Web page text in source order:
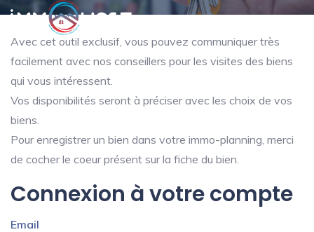
Avec cet outil exclusif, vous pouvez communiquer très
facilement avec nos conseillers pour les visites des biens
qui vous intéressent.
Vos disponibilités seront à préciser avec les choix de vos
biens.
Pour enregistrer un bien dans votre immo-planning, merci
de cocher le coeur présent sur la fiche du bien.
Connexion à votre compte
Email